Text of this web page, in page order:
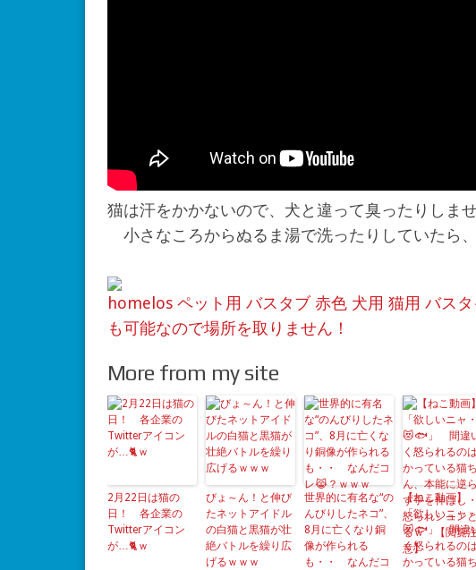
猫は汗をかかないので、犬と違って臭ったりしませ
小さなころからぬるま湯で洗ったりしていたら
homelos ペット用 バスタブ 赤色 犬用 猫用 バス
も可能なので場所を取りません！
More from my site
2月22日は猫の
日！ 各企業の
Twitterアイコン
が…🐈ｗ
びょ～ん！と伸び
たネットアイドル
の白猫と黒猫が壮
絶バトルを繰り広
げるｗｗｗ
世界的に有名な“の
んびりしたネコ”、
8月に亡くなり銅
像が作られる
も・・ なんだコ
【ねこ動画】
「欲しいニャ
😻🐟」 間違
く怒られるの
かっている猫